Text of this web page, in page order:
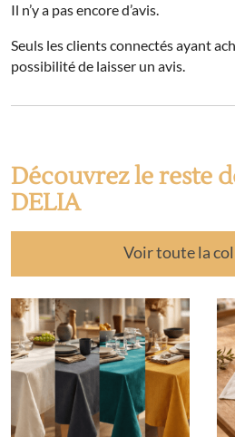
Il n’y a pas encore d’avis.
Seuls les clients connectés ayant
possibilité de laisser un avis.
Découvrez le reste
DELIA
Voir toute la